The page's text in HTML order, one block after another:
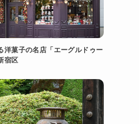
洋菓子の名店「エーグルドゥー
宿区